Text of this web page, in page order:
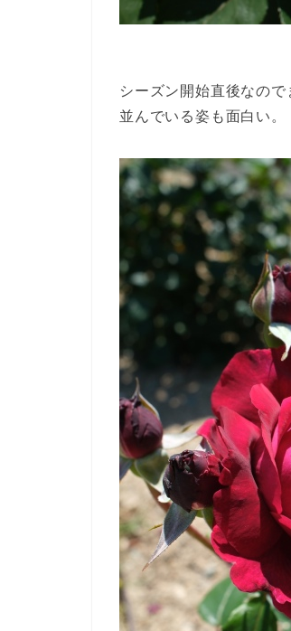
シーズン開始直後なの
並んでいる姿も面白い。